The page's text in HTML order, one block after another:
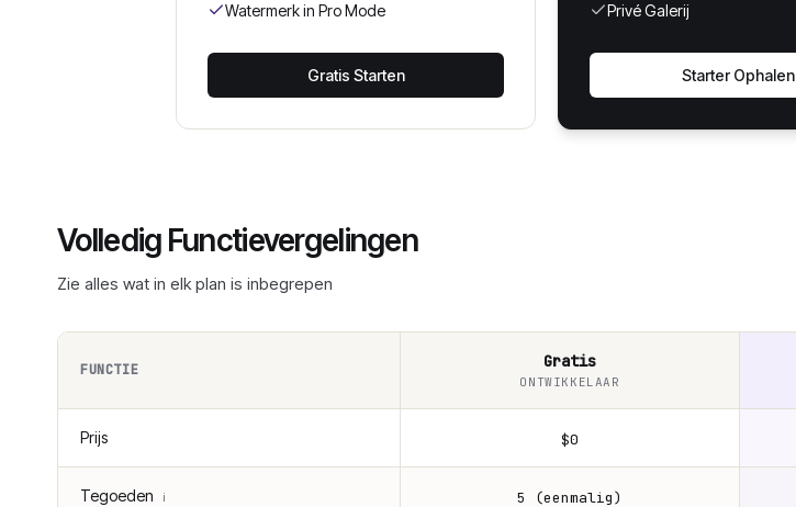
Watermerk in Pro Mode
Gratis Starten
Privé Galerij
Starter Ophalen
Volledig Functievergelingen
Zie alles wat in elk plan is inbegrepen
FUNCTIE Gratis
ONTWIKKELAAR
Prijs $0
Tegoeden ℹ️ 5 (eenmalig)